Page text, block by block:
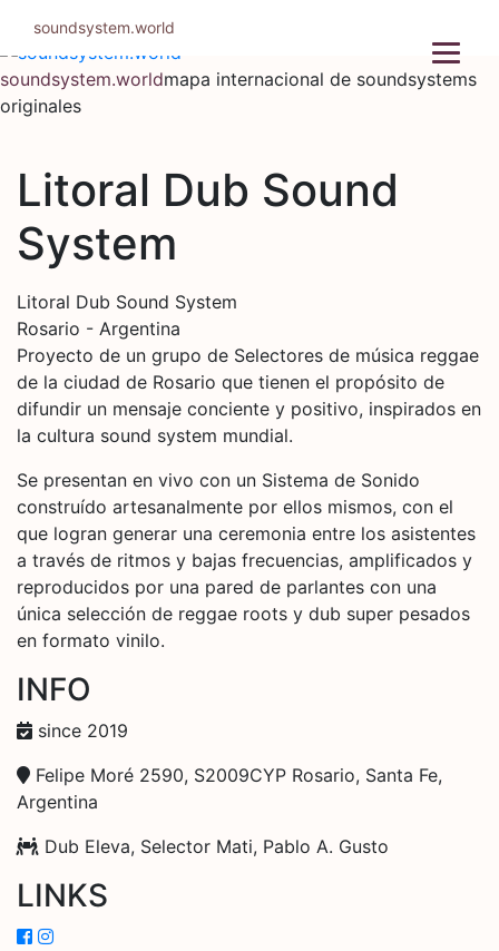
contenido
soundsystem.worldmapa internacional de soundsystems
originales
Litoral Dub Sound
System
Litoral Dub Sound System
Rosario - Argentina
Proyecto de un grupo de Selectores de música reggae
de la ciudad de Rosario que tienen el propósito de
difundir un mensaje conciente y positivo, inspirados en
la cultura sound system mundial.
Se presentan en vivo con un Sistema de Sonido
construído artesanalmente por ellos mismos, con el
que logran generar una ceremonia entre los asistentes
a través de ritmos y bajas frecuencias, amplificados y
reproducidos por una pared de parlantes con una
única selección de reggae roots y dub super pesados
en formato vinilo.
INFO
since 2019
Felipe Moré 2590, S2009CYP Rosario, Santa Fe,
Argentina
Dub Eleva, Selector Mati, Pablo A. Gusto
LINKS
soundsystem.world